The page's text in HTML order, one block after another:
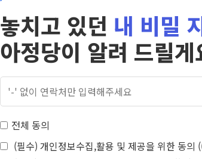
놓치고 있던 내 비밀
아정당이 알려 드릴게
전체 동의
(필수) 개인정보수집,활용 및 제공을 위한 동의